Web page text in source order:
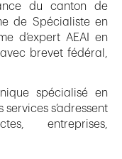
du canton de
de Spécialiste en
d’expert AEAI en
brevet fédéral,
spécialisé en
s’adressent
entreprises,